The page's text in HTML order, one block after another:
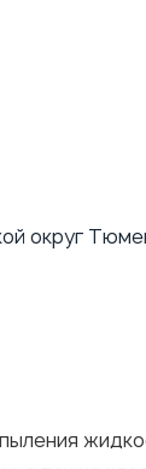
округ